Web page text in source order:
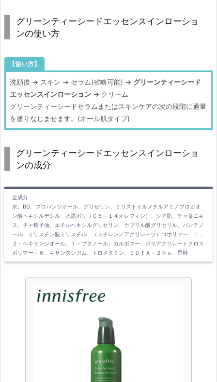
グリーンティーシードエッセンスインローショ
ンの使い方
【使い方】
洗顔後 → スキン → セラム(省略可能) → グリーンティーシード
エッセンスインローション → クリーム
グリーンティーシードセラムまたはスキンケアの次の段階に適量
を塗りなじませます。(オール肌タイプ)
グリーンティーシードエッセンスインローショ
ンの成分
全成分
水、BG、プロパンジオール、グリセリン、ミリストイルメチルアミノプロピオ
ン酸ヘキシルデシル、水添ポリ（Ｃ６－１４オレフィン）、シア脂、チャ葉エキ
ス、チャ種子油、エチルヘキシルグリセリン、カプリル酸グリセリル、パンテノ
ール、ミリスチン酸ミリスチル、（スチレン／アクリレーツ）コポリマー、１，
２－ヘキサンジオール、ｔ－ブタノール、カルボマー、ポリアクリレートクロス
ポリマー－６、キサンタンガム、トロメタミン、ＥＤＴＡ－２Ｎａ、香料